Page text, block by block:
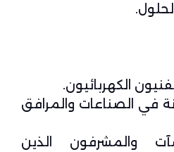
الكهربائيون.
في الصناعات والمرافق
والمشرفون الذين